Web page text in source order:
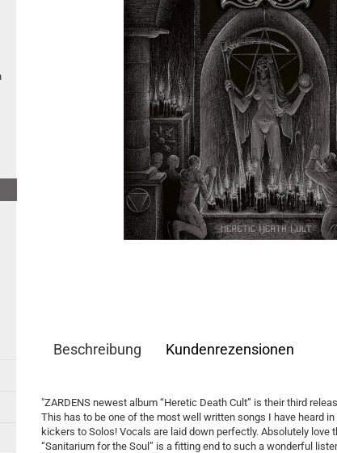
Beschreibung Kundenrezensionen
"ZARDENS newest album “Heretic Death Cult” is their third
This has to be one of the most well written songs I have heard
kickers to Solos! Vocals are laid down perfectly. Absolutely love
“Sanitarium for the Soul” is a fitting end to such a wonderful